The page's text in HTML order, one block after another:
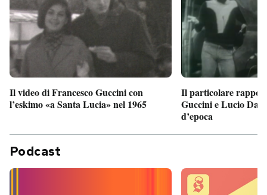
Il video di Francesco Guccini con
l’eskimo «a Santa Lucia» nel 1965
Il particolare
Guccini e Lucio
d’epoca
Podcast